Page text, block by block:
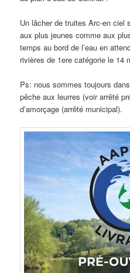
Un lâcher de truites Arc-en ciel
aux plus jeunes comme aux
temps au bord de l’eau en
rivières de 1ere catégorie le 14
Ps: nous sommes toujours
pêche aux leurres (voir arrêté
d’amorçage (arrêté municipal).